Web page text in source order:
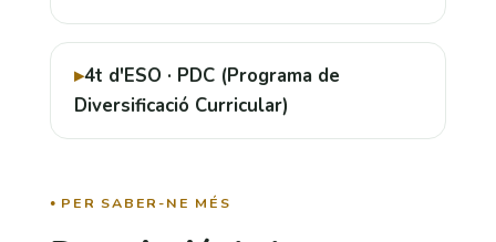
4t d'ESO · PDC (Programa de
Diversificació Curricular)
PER SABER-NE MÉS